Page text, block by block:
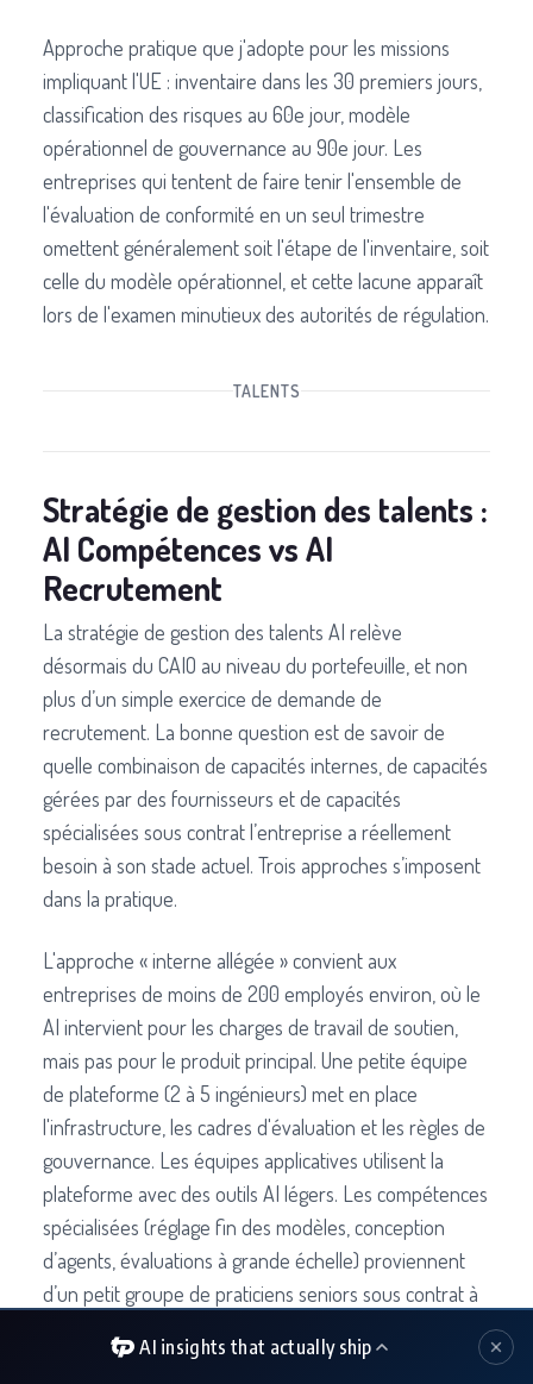
Approche pratique que j'adopte pour les missions
impliquant l'UE : inventaire dans les 30 premiers jours,
classification des risques au 60e jour, modèle
opérationnel de gouvernance au 90e jour. Les
entreprises qui tentent de faire tenir l'ensemble de
l'évaluation de conformité en un seul trimestre
omettent généralement soit l'étape de l'inventaire, soit
celle du modèle opérationnel, et cette lacune apparaît
lors de l'examen minutieux des autorités de régulation.
TALENTS
Stratégie de gestion des talents :
AI Compétences vs AI
Recrutement
La stratégie de gestion des talents AI relève
désormais du CAIO au niveau du portefeuille, et non
plus d’un simple exercice de demande de
recrutement. La bonne question est de savoir de
quelle combinaison de capacités internes, de capacités
gérées par des fournisseurs et de capacités
spécialisées sous contrat l’entreprise a réellement
besoin à son stade actuel. Trois approches s’imposent
dans la pratique.
L'approche « interne allégée » convient aux
entreprises de moins de 200 employés environ, où le
AI intervient pour les charges de travail de soutien,
mais pas pour le produit principal. Une petite équipe
de plateforme (2 à 5 ingénieurs) met en place
l'infrastructure, les cadres d'évaluation et les règles de
gouvernance. Les équipes applicatives utilisent la
plateforme avec des outils AI légers. Les compétences
spécialisées (réglage fin des modèles, conception
d’agents, évaluations à grande échelle) proviennent
d’un petit groupe de praticiens seniors sous contrat à
à 8 personnes, et l’entreprise conserve une marge de
AI insights that actually ship